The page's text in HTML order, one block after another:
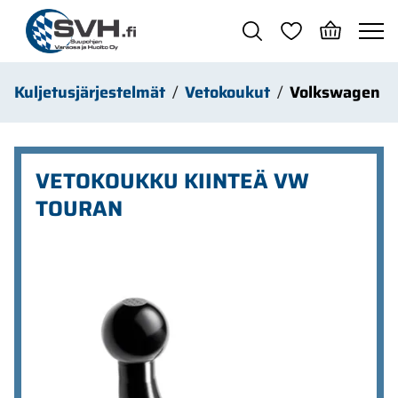
Siirry pääsisältöön
Kuljetusjärjestelmät Vetokoukut Volkswagen
VETOKOUKKU KIINTEÄ VW
TOURAN